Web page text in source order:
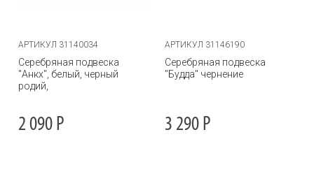
АРТИКУЛ 31140034
Серебряная подвеска
"Анкх", белый, черный
родий,
2 090 Р
АРТИКУЛ 31146190
Серебряная подвеска
"Будда" чернение
3 290 Р